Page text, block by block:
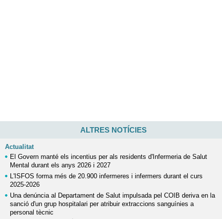
ALTRES NOTÍCIES
Actualitat
El Govern manté els incentius per als residents d'Infermeria de Salut
Mental durant els anys 2026 i 2027
L'ISFOS forma més de 20.900 infermeres i infermers durant el curs
2025-2026
Una denúncia al Departament de Salut impulsada pel COIB deriva en la
sanció d'un grup hospitalari per atribuir extraccions sanguínies a
personal tècnic